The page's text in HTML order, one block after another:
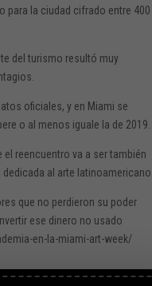
para la ciudad cifrado entre 400
del turismo resultó muy
oficiales, y en Miami se
o al menos iguale la de 2019.
reencuentro va a ser también
al arte latinoamericano.
que no perdieron su poder
ese dinero no usado
en-la-miami-art-week/